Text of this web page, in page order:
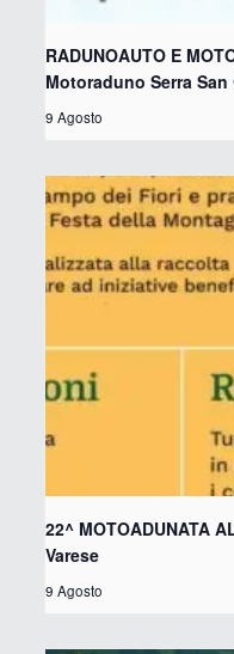
RADUNOAUTO E
Motoraduno Serra
9 Agosto
22^ MOTOADUNATA
Varese
9 Agosto